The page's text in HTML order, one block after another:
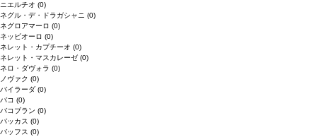
ニエルチオ (0)
ネグル・デ・ドラガシャニ (0)
ネグロアマーロ (0)
ネッビオーロ (0)
ネレット・カプチーオ (0)
ネレット・マスカレーゼ (0)
ネロ・ダヴォラ (0)
ノヴァク (0)
バイラーダ (0)
バコ (0)
バコブラン (0)
バッカス (0)
バッフス (0)